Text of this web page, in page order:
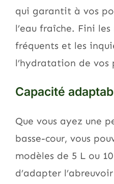
qui garantit à vos
l’eau fraîche. Fini
fréquents et les
l’hydratation de vos
Capacité
Que vous ayez une
basse-cour, vous
modèles de 5 L ou
d’adapter